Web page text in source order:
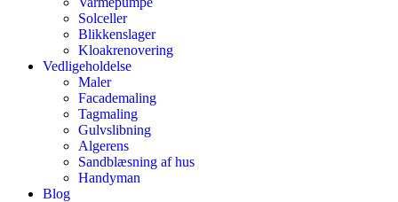
Solceller
Blikkenslager
Kloakrenovering
Vedligeholdelse
Maler
Facademaling
Tagmaling
Gulvslibning
Algerens
Sandblæsning af hus
Handyman
Blog